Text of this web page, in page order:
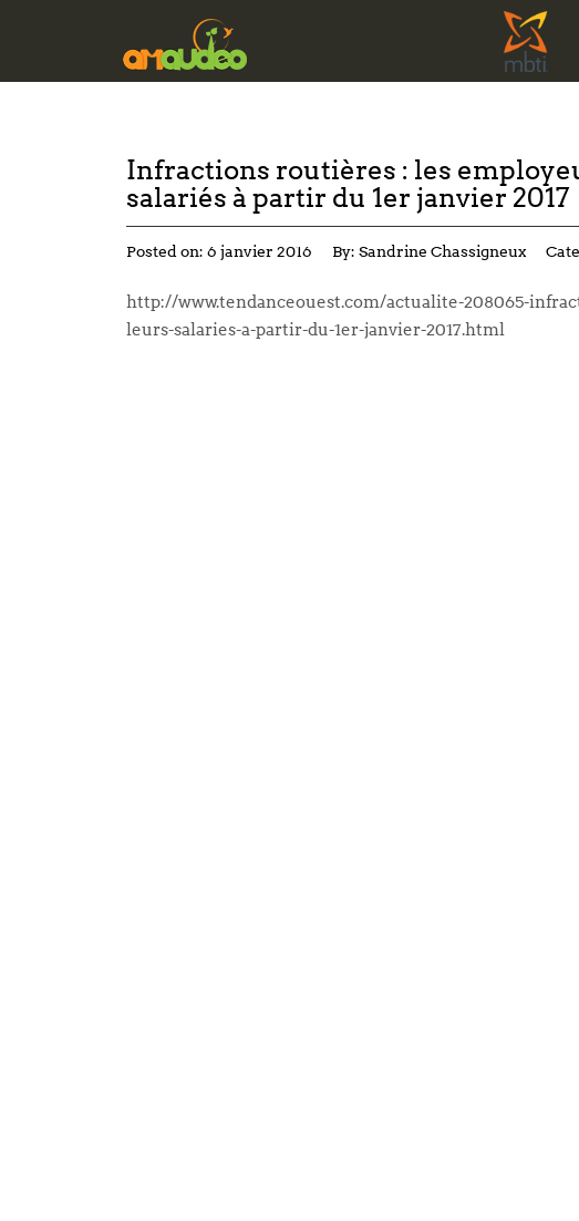
Infractions routières : les
salariés à partir du 1er janvier 2017
Posted on: 6 janvier 2016 By: Sandrine Chassigneux
http://www.tendanceouest.com/actualite-208065-
leurs-salaries-a-partir-du-1er-janvier-2017.html